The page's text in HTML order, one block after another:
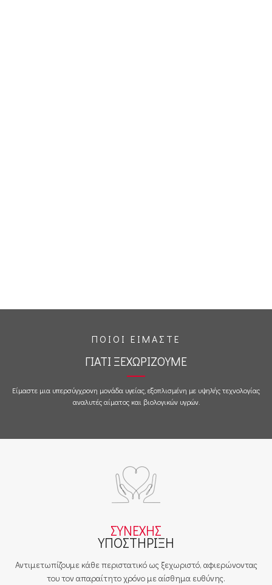
ΠΟΙΟΙ ΕΙΜΑΣΤΕ
ΓΙΑΤΙ ΞΕΧΩΡΙΖΟΥΜΕ
Είμαστε μια υπερσύγχρονη μονάδα υγείας, εξοπλισμένη με υψηλής τεχνολογίας
αναλυτές αίματος και βιολογικών υγρών.
ΣΥΝΕΧΗΣ
ΥΠΟΣΤΗΡΙΞΗ
Αντιμετωπίζουμε κάθε περιστατικό ως ξεχωριστό, αφιερώνοντας
του τον απαραίτητο χρόνο με αίσθημα ευθύνης.